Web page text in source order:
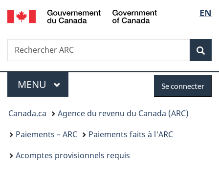
Passer
au
Passer
à
ses
provisionnels
Passer
à
du
Passer
à
simplifiée
de
la
EN
Recherche
Rechercher
ARC
Menu
MENU PRINCIPAL
connecter
Se connecter
Vous
êtes
ici :
Canada.ca
Agence du revenu du Canada (ARC)
Paiements – ARC
Paiements faits à l'ARC
Acomptes provisionnels requis